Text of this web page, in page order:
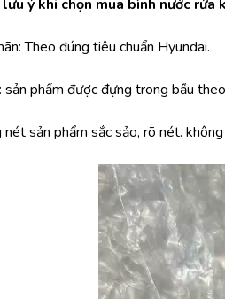
ý khi chọn mua bình nước
Theo đúng tiêu chuẩn Hyundai.
sản phẩm được đựng trong bầu
nét sản phẩm sắc sảo, rõ nét.